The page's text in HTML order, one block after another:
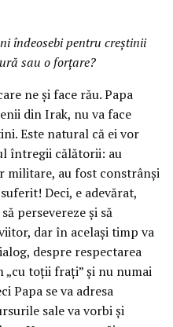
îndeosebi pentru creștinii
sau o forțare?
ne și face rău. Papa
din Irak, nu va face
Este natural că ei vor
întregii călătorii: au
militare, au fost constrânși
Deci, e adevărat,
persevereze și să
dar în același timp va
despre respectarea
„cu toții frați” și nu numai
Papa se va adresa
sale va vorbi și